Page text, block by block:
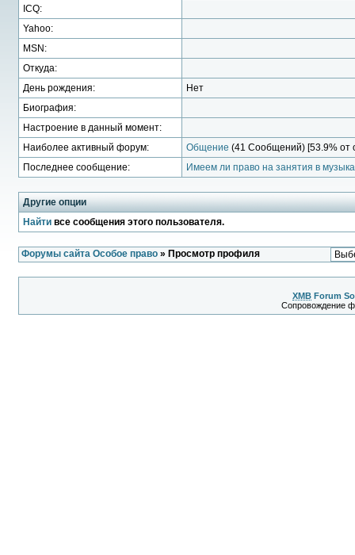
ICQ:
Yahoo:
MSN:
Откуда:
День рождения:
Нет
Биография:
Настроение в данный момент:
Наиболее активный форум:
Общение (41 Сообщений) [53.9% от
Последнее сообщение:
Имеем ли право на занятия в
Другие опции
Найтивсе сообщения этого пользователя.
Форумы сайта Особое право» Просмотр профиля
XMB Forum
Сопровождение